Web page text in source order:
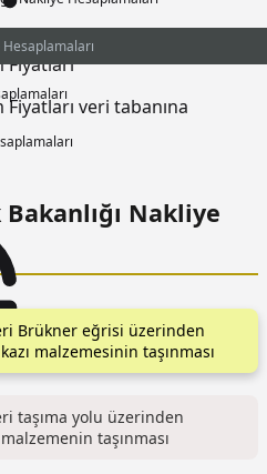
Fiyatları
Fiyatları veri tabanına
alınmıştır..
Nakliye
Brükner eğrisi üzerinden
malzemesinin taşınması
taşıma yolu üzerinden
taşınması